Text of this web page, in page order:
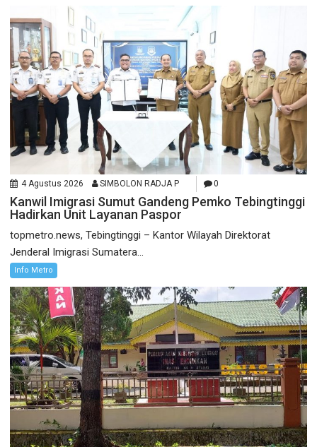
4 Agustus 2026 SIMBOLON RADJA P 0
Kanwil Imigrasi Sumut Gandeng Pemko Tebingtinggi
Hadirkan Unit Layanan Paspor
topmetro.news, Tebingtinggi – Kantor Wilayah Direktorat
Jenderal Imigrasi Sumatera...
Info Metro